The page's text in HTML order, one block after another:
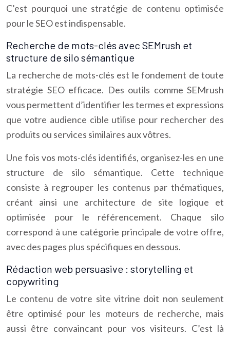
C’est pourquoi une stratégie de contenu optimisée
pour le SEO est indispensable.
Recherche de mots-clés avec SEMrush et
structure de silo sémantique
La recherche de mots-clés est le fondement de toute
stratégie SEO efficace. Des outils comme SEMrush
vous permettent d’identifier les termes et expressions
que votre audience cible utilise pour rechercher des
produits ou services similaires aux vôtres.
Une fois vos mots-clés identifiés, organisez-les en une
structure de silo sémantique. Cette technique
consiste à regrouper les contenus par thématiques,
créant ainsi une architecture de site logique et
optimisée pour le référencement. Chaque silo
correspond à une catégorie principale de votre offre,
avec des pages plus spécifiques en dessous.
Rédaction web persuasive : storytelling et
copywriting
Le contenu de votre site vitrine doit non seulement
être optimisé pour les moteurs de recherche, mais
aussi être convaincant pour vos visiteurs. C’est là